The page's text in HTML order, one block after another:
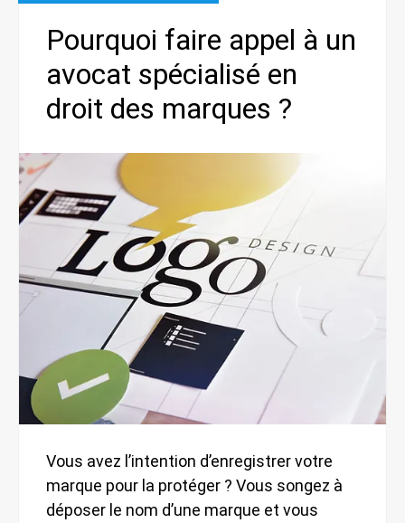
Pourquoi faire appel à un
avocat spécialisé en
droit des marques ?
Vous avez l’intention d’enregistrer votre
marque pour la protéger ? Vous songez à
déposer le nom d’une marque et vous